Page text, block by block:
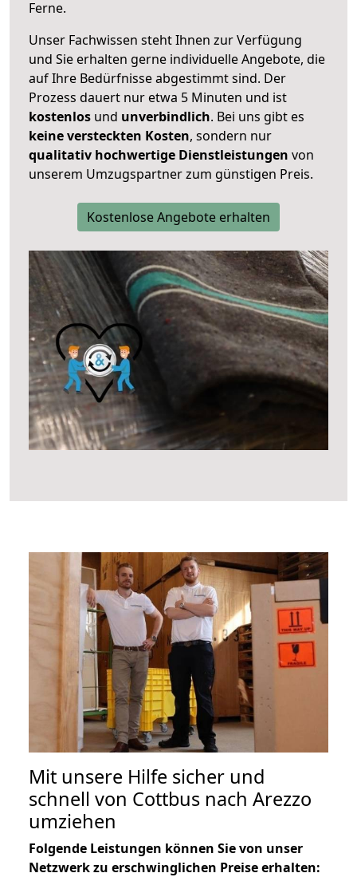
Ferne.
Unser Fachwissen steht Ihnen zur Verfügung
und Sie erhalten gerne individuelle Angebote, die
auf Ihre Bedürfnisse abgestimmt sind. Der
Prozess dauert nur etwa 5 Minuten und ist
kostenlos und unverbindlich. Bei uns gibt es
keine versteckten Kosten, sondern nur
qualitativ hochwertige Dienstleistungen von
unserem Umzugspartner zum günstigen Preis.
Kostenlose Angebote erhalten
Mit unsere Hilfe sicher und
schnell von Cottbus nach Arezzo
umziehen
Folgende Leistungen können Sie von unser
Netzwerk zu erschwinglichen Preise erhalten: